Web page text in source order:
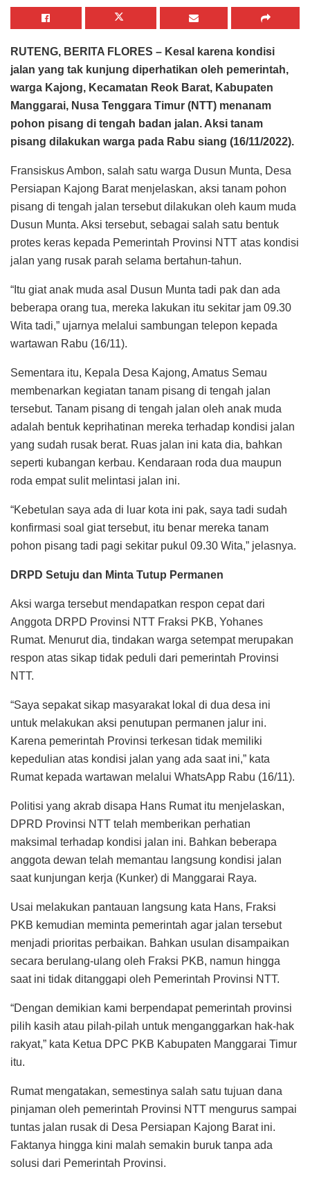
RUTENG, BERITA FLORES – Kesal karena kondisi
jalan yang tak kunjung diperhatikan oleh pemerintah,
warga Kajong, Kecamatan Reok Barat, Kabupaten
Manggarai, Nusa Tenggara Timur (NTT) menanam
pohon pisang di tengah badan jalan. Aksi tanam
pisang dilakukan warga pada Rabu siang (16/11/2022).
Fransiskus Ambon, salah satu warga Dusun Munta, Desa
Persiapan Kajong Barat menjelaskan, aksi tanam pohon
pisang di tengah jalan tersebut dilakukan oleh kaum muda
Dusun Munta. Aksi tersebut, sebagai salah satu bentuk
protes keras kepada Pemerintah Provinsi NTT atas kondisi
jalan yang rusak parah selama bertahun-tahun.
“Itu giat anak muda asal Dusun Munta tadi pak dan ada
beberapa orang tua, mereka lakukan itu sekitar jam 09.30
Wita tadi,” ujarnya melalui sambungan telepon kepada
wartawan Rabu (16/11).
Sementara itu, Kepala Desa Kajong, Amatus Semau
membenarkan kegiatan tanam pisang di tengah jalan
tersebut. Tanam pisang di tengah jalan oleh anak muda
adalah bentuk keprihatinan mereka terhadap kondisi jalan
yang sudah rusak berat. Ruas jalan ini kata dia, bahkan
seperti kubangan kerbau. Kendaraan roda dua maupun
roda empat sulit melintasi jalan ini.
“Kebetulan saya ada di luar kota ini pak, saya tadi sudah
konfirmasi soal giat tersebut, itu benar mereka tanam
pohon pisang tadi pagi sekitar pukul 09.30 Wita,” jelasnya.
DRPD Setuju dan Minta Tutup Permanen
Aksi warga tersebut mendapatkan respon cepat dari
Anggota DRPD Provinsi NTT Fraksi PKB, Yohanes
Rumat. Menurut dia, tindakan warga setempat merupakan
respon atas sikap tidak peduli dari pemerintah Provinsi
NTT.
“Saya sepakat sikap masyarakat lokal di dua desa ini
untuk melakukan aksi penutupan permanen jalur ini.
Karena pemerintah Provinsi terkesan tidak memiliki
kepedulian atas kondisi jalan yang ada saat ini,” kata
Rumat kepada wartawan melalui WhatsApp Rabu (16/11).
Politisi yang akrab disapa Hans Rumat itu menjelaskan,
DPRD Provinsi NTT telah memberikan perhatian
maksimal terhadap kondisi jalan ini. Bahkan beberapa
anggota dewan telah memantau langsung kondisi jalan
saat kunjungan kerja (Kunker) di Manggarai Raya.
Usai melakukan pantauan langsung kata Hans, Fraksi
PKB kemudian meminta pemerintah agar jalan tersebut
menjadi prioritas perbaikan. Bahkan usulan disampaikan
secara berulang-ulang oleh Fraksi PKB, namun hingga
saat ini tidak ditanggapi oleh Pemerintah Provinsi NTT.
“Dengan demikian kami berpendapat pemerintah provinsi
pilih kasih atau pilah-pilah untuk menganggarkan hak-hak
rakyat,” kata Ketua DPC PKB Kabupaten Manggarai Timur
itu.
Rumat mengatakan, semestinya salah satu tujuan dana
pinjaman oleh pemerintah Provinsi NTT mengurus sampai
tuntas jalan rusak di Desa Persiapan Kajong Barat ini.
Faktanya hingga kini malah semakin buruk tanpa ada
solusi dari Pemerintah Provinsi.